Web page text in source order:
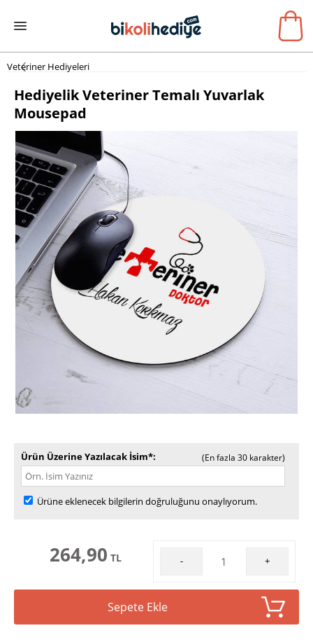
Veteriner Hediyeleri
Hediyelik Veteriner Temalı Yuvarlak
Mousepad
Ürün Üzerine Yazılacak İsim* (En fazla 30 karakter)
Ürüne eklenecek bilgilerin doğruluğunu onaylıyorum.
264,90 TL - +
Sepete Ekle